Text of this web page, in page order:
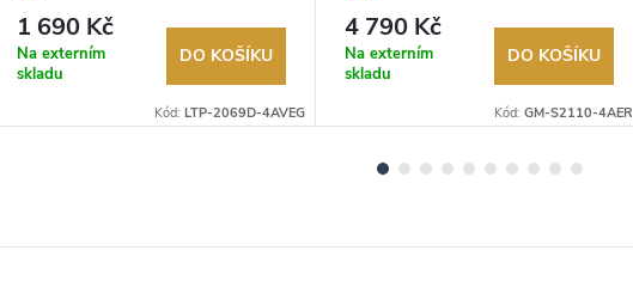
Autorizovaný prodejce.
1 690 Kč
Na externím
skladu
DO KOŠÍKU
Kód: LTP-2069D-4AVEG
Autorizovaný prodejce.
4 790 Kč
Na externím
skladu
DO KOŠÍKU
Kód: GM-S2110-4AER